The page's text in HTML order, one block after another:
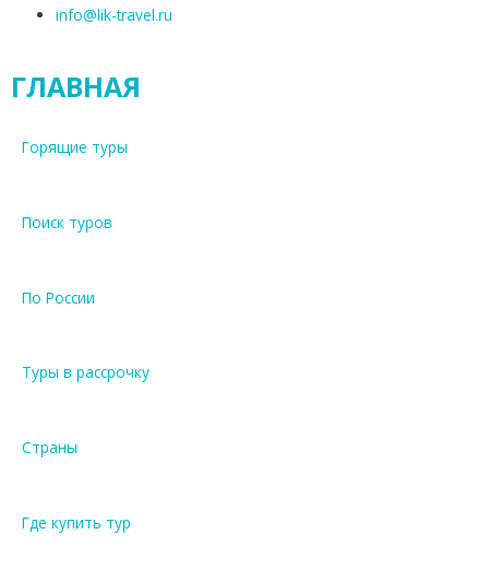
info@lik-travel.ru
ГЛАВНАЯ
Горящие туры
Поиск туров
По России
Туры в рассрочку
Страны
Где купить тур